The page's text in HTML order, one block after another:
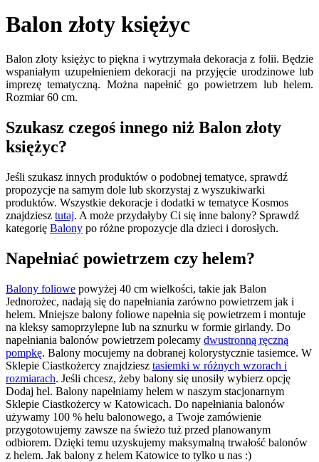
Balon złoty księżyc
Balon złoty księżyc to piękna i wytrzymała dekoracja z folii. Będzie
wspaniałym uzupełnieniem dekoracji na przyjęcie urodzinowe lub
imprezę tematyczną. Można napełnić go powietrzem lub helem.
Rozmiar 60 cm.
Szukasz czegoś innego niż Balon złoty
księżyc?
Jeśli szukasz innych produktów o podobnej tematyce, sprawdź
propozycje na samym dole lub skorzystaj z wyszukiwarki
produktów. Wszystkie dekoracje i dodatki w tematyce Kosmos
znajdziesz tutaj. A może przydałyby Ci się inne balony? Sprawdź
kategorię Balony po różne propozycje dla dzieci i dorosłych.
Napełniać powietrzem czy helem?
Balony foliowe powyżej 40 cm wielkości, takie jak Balon
Jednorożec, nadają się do napełniania zarówno powietrzem jak i
helem. Mniejsze balony foliowe napełnia się powietrzem i montuje
na kleksy samoprzylepne lub na sznurku w formie girlandy. Do
napełniania balonów powietrzem polecamy dwustronną ręczną
pompkę. Balony mocujemy na dobranej kolorystycznie tasiemce. W
Sklepie Ciastkożercy znajdziesz tasiemki w różnych wzorach i
rozmiarach. Jeśli chcesz, żeby balony się unosiły wybierz opcję
Dodaj hel. Balony napełniamy helem w naszym stacjonarnym
Sklepie Ciastkożercy w Katowicach. Do napełniania balonów
używamy 100 % helu balonowego, a Twoje zamówienie
przygotowujemy zawsze na świeżo tuż przed planowanym
odbiorem. Dzięki temu uzyskujemy maksymalną trwałość balonów
z helem. Jak balony z helem Katowice to tylko u nas :)